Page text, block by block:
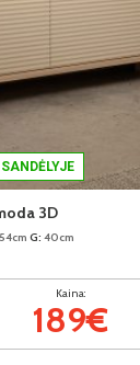
3D
G: 40cm
Kaina:
189€